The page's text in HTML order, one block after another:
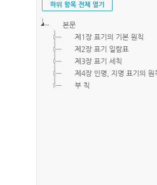
하위 항목 전체 열기
본문
제1장 표기의 기본 원칙
제2장 표기 일람표
제3장 표기 세칙
제4장 인명, 지명 표기의 원
부 칙